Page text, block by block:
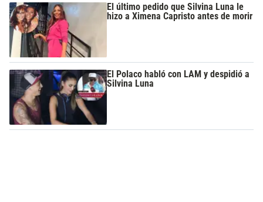
El último pedido que Silvina Luna le
hizo a Ximena Capristo antes de morir
El Polaco habló con LAM y despidió a
Silvina Luna